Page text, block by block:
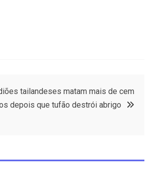
tailandeses matam mais de cem
depois que tufão destrói abrigo